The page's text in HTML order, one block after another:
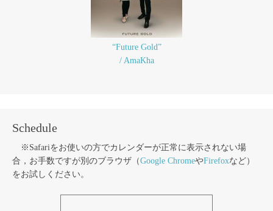
“Future Gold”
/ AmaKha
Schedule
※Safariをお使いの方でカレンダーが正常に表示されない場
合，お手数ですが別のブラウザ（Google ChromeやFirefoxなど）
をお試しください。